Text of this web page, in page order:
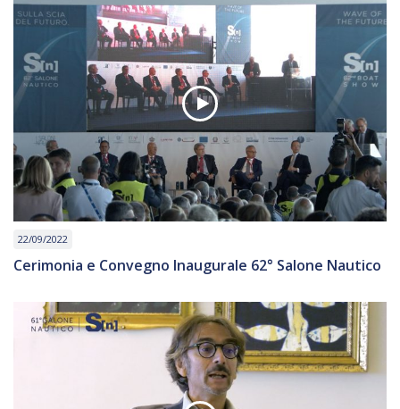
22/09/2022
Cerimonia e Convegno Inaugurale 62° Salone Nautico